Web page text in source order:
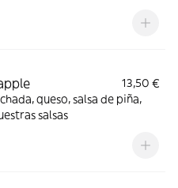
13,50 €
queso, salsa de piña,
salsas